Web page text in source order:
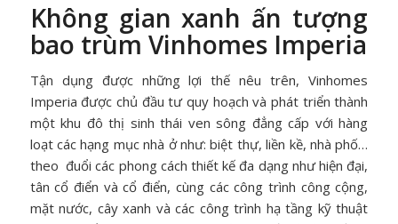
Không gian xanh ấn tượng
bao trùm Vinhomes Imperia
Tận dụng được những lợi thế nêu trên, Vinhomes
Imperia được chủ đầu tư quy hoạch và phát triển thành
một khu đô thị sinh thái ven sông đẳng cấp với hàng
loạt các hạng mục nhà ở như: biệt thự, liền kề, nhà phố…
theo đuổi các phong cách thiết kế đa dạng như hiện đại,
tân cổ điển và cổ điển, cùng các công trình công cộng,
mặt nước, cây xanh và các công trình hạ tầng kỹ thuật